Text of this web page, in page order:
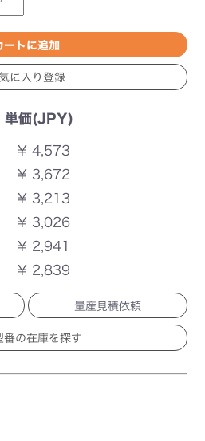
単価(JPY)
¥ 4,573
¥ 3,672
¥ 3,213
¥ 3,026
¥ 2,941
¥ 2,839
量産見積依頼